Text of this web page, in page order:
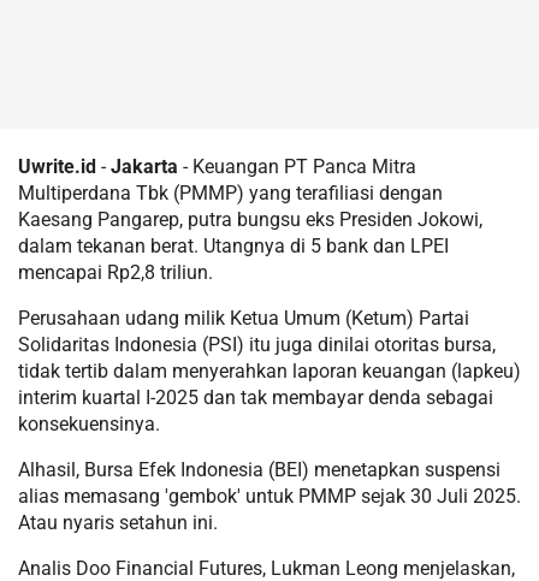
Uwrite.id -Jakarta - Keuangan PT Panca Mitra
Multiperdana Tbk (PMMP) yang terafiliasi dengan
Kaesang Pangarep, putra bungsu eks Presiden Jokowi,
dalam tekanan berat. Utangnya di 5 bank dan LPEI
mencapai Rp2,8 triliun.
Perusahaan udang milik Ketua Umum (Ketum) Partai
Solidaritas Indonesia (PSI) itu juga dinilai otoritas bursa,
tidak tertib dalam menyerahkan laporan keuangan (lapkeu)
interim kuartal I-2025 dan tak membayar denda sebagai
konsekuensinya.
Alhasil, Bursa Efek Indonesia (BEI) menetapkan suspensi
alias memasang 'gembok' untuk PMMP sejak 30 Juli 2025.
Atau nyaris setahun ini.
Analis Doo Financial Futures, Lukman Leong menjelaskan,